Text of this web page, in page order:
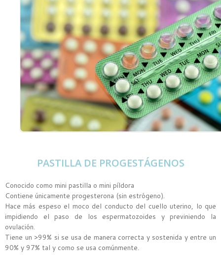
PASTILLA DE PROGESTÁGENOS
Conocido como mini pastilla o mini píldora
Contiene únicamente progesterona (sin estrógeno).
Hace más espeso el moco del conducto del cuello uterino, lo que
impidiendo el paso de los espermatozoides y previniendo la
ovulación.
Tiene un >99% si se usa de manera correcta y sostenida y entre un
90% y 97% tal y como se usa comúnmente.